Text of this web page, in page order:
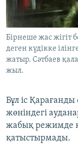
Бірнеше жас жігіт
деген күдікке
жатыр. Сәтбаев
жыл.
Бұл іс
жөніндегі
жабық режимде
қатыстырмады.